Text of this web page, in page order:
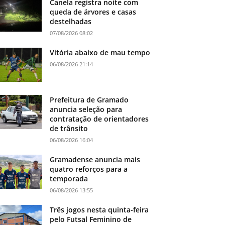
Canela registra noite com
queda de árvores e casas
destelhadas
07/08/2026 08:02
Vitória abaixo de mau tempo
06/08/2026 21:14
Prefeitura de Gramado
anuncia seleção para
contratação de orientadores
de trânsito
06/08/2026 16:04
Gramadense anuncia mais
quatro reforços para a
temporada
06/08/2026 13:55
Três jogos nesta quinta-feira
pelo Futsal Feminino de